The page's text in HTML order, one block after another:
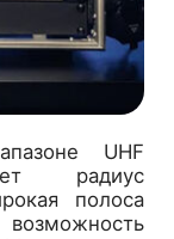
UHF
радиус
полоса